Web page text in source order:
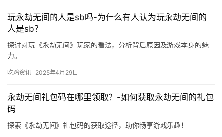
玩永劫无间的人是sb吗-为什么有人认为玩永劫无间的
人是sb？
探讨对玩《永劫无间》玩家的看法，分析背后原因及游戏本身的魅
力。
吃鸡资讯 2025年4月29日
永劫无间礼包码在哪里领取？-如何获取永劫无间的礼包
码
探索《永劫无间》礼包码的获取途径，助你畅享游戏乐趣！